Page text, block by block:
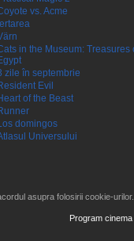
vs. Acme
Iertarea
in the Museum: Treasures
zile în septembrie
Evil
of the Beast
domingos
Universului
asupra folosirii cookie-urilor.
Program cinema